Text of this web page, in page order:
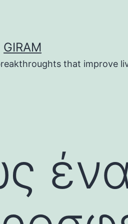
GIRAM
that improve